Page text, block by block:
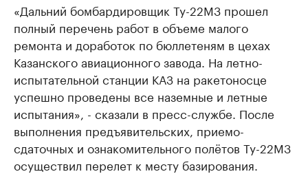
«Дальний бомбардировщик Ту-22М3 прошел
полный перечень работ в объеме малого
ремонта и доработок по бюллетеням в цехах
Казанского авиационного завода. На летно-
испытательной станции КАЗ на ракетоносце
успешно проведены все наземные и летные
испытания», - сказали в пресс-службе. После
выполнения предъявительских, приемо-
сдаточных и ознакомительного полётов Ту-22М3
осуществил перелет к месту базирования.